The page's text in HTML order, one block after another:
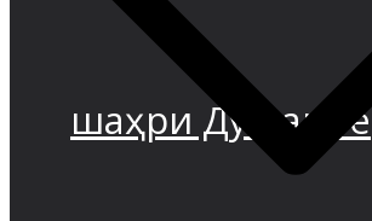
шаҳри Душанбе